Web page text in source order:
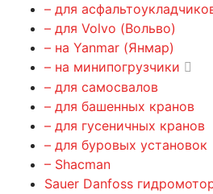
– для
– для Volvo (Вольво)
– на Yanmar (Янмар)
– на минипогрузчики
– для самосвалов
– для башенных кранов
– для гусеничных кранов
– для буровых установок
– Shacman
Sauer Danfoss